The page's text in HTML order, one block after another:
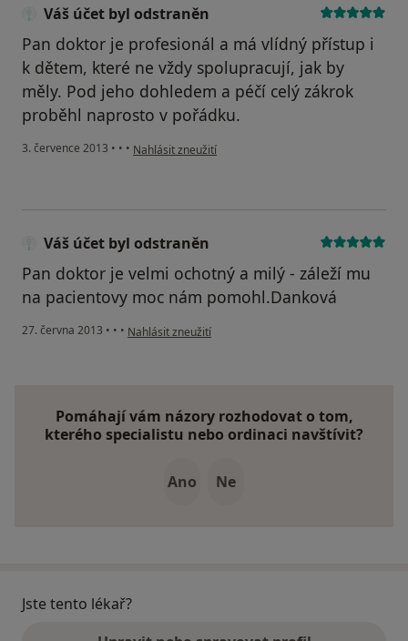
Váš účet byl odstraněn
Pan doktor je profesionál a má vlídný přístup i
k dětem, které ne vždy spolupracují, jak by
měly. Pod jeho dohledem a péčí celý zákrok
proběhl naprosto v pořádku.
3. července 2013 • • • podle názoru uživatele Váš účet byl odstraněn
Nahlásit zneužití
Váš účet byl odstraněn
Pan doktor je velmi ochotný a milý - záleží mu
na pacientovy moc nám pomohl.Danková
27. června 2013 • • • podle názoru uživatele Váš účet byl odstraněn
Nahlásit zneužití
Pomáhají vám názory rozhodovat o tom,
kterého specialistu nebo ordinaci navštívit?
Ano Ne
Jste tento lékař?